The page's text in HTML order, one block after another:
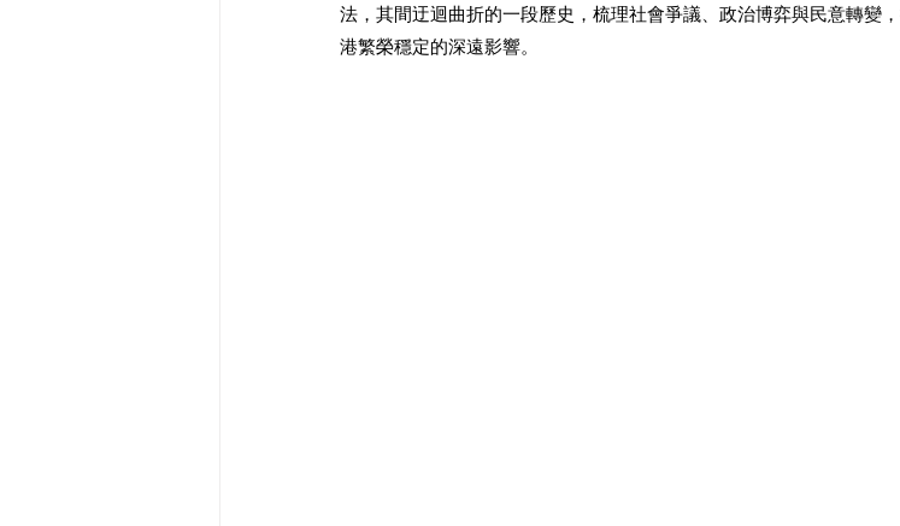
法，其間迂迴曲折的一段歷史，梳理社會爭議、政治博弈與民意轉變
港繁榮穩定的深遠影響。